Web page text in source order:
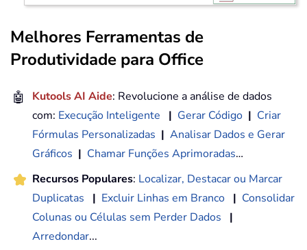
Melhores Ferramentas de
Produtividade para Office
🤖 Kutools AI Aide: Revolucione a análise de dados
com: Execução Inteligente | Gerar Código | Criar
Fórmulas Personalizadas | Analisar Dados e Gerar
Gráficos | Chamar Funções Aprimoradas…
Recursos Populares: Localizar, Destacar ou Marcar
Duplicatas
| Excluir Linhas em Branco | Consolidar
Colunas ou Células sem Perder Dados
|
Arredondar...